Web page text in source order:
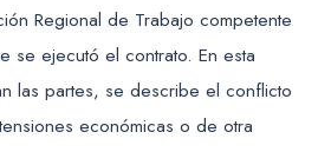
Regional de Trabajo competente
se ejecutó el contrato. En esta
las partes, se describe el conflicto
económicas o de otra